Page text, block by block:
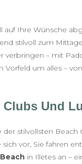
auf Ihre Wünsche
stilvoll zum
verbringen – mit
Vorfeld um alles –
Clubs Und
stilvollsten
sich vor, Sie fahren
in Illetes an –